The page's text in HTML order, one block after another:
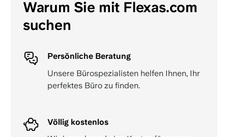
Warum Sie mit Flexas.com
suchen
Persönliche Beratung
Unsere Bürospezialisten helfen Ihnen, Ihr
perfektes Büro zu finden.
Völlig kostenlos